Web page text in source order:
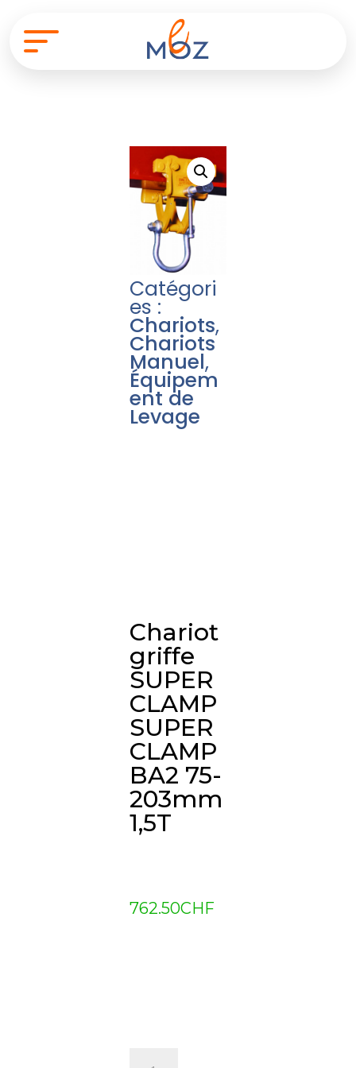
Catégori
es :
Chariots,
Chariots
Manuel,
Équipem
ent de
Levage
Chariot
griffe
SUPER
CLAMP
SUPER
CLAMP
BA2 75-
203mm
1,5T
762.50CHF